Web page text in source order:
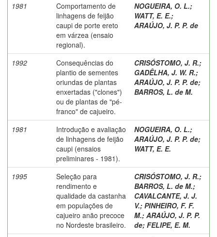
1981
Comportamento de
linhagens de feijão
caupi de porte ereto
em várzea (ensaio
regional).
NOGUEIRA, O. L.;
WATT, E. E.;
ARAÚJO, J. P. P. de
1992
Consequências do
plantio de sementes
oriundas de plantas
enxertadas ("clones")
ou de plantas de "pé-
franco" de cajueiro.
CRISÓSTOMO, J. R.;
GADÊLHA, J. W. R.;
ARAÚJO, J. P. P. de;
BARROS, L. de M.
1981
Introdução e avaliação
de linhagens de feijão
caupi (ensaios
preliminares - 1981).
NOGUEIRA, O. L.;
ARAÚJO, J. P. P. de;
WATT, E. E.
1995
Seleção para
rendimento e
qualidade da castanha
em populações de
cajueiro anão precoce
no Nordeste brasileiro.
CRISÓSTOMO, J. R.;
BARROS, L. de M.;
CAVALCANTE, J. J.
V.; PINHEIRO, F. F.
M.; ARAÚJO, J. P. P.
de; FELIPE, E. M.